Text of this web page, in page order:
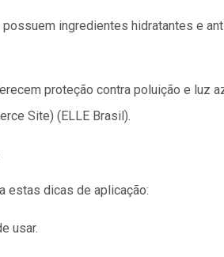
ingredientes hidratantes e
proteção contra poluição e luz
Site)​​ (ELLE Brasil)​.
estas dicas de aplicação:
usar.